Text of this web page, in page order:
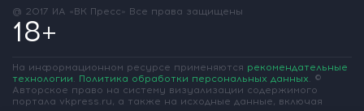
@ 2017 ИА «ВК Пресс» Все права защищены
18+
На информационном ресурсе применяются рекомендательные
технологии. Политика обработки персональных данных. ©
Авторское право на систему визуализации содержимого
портала vkpress.ru, а также на исходные данные, включая